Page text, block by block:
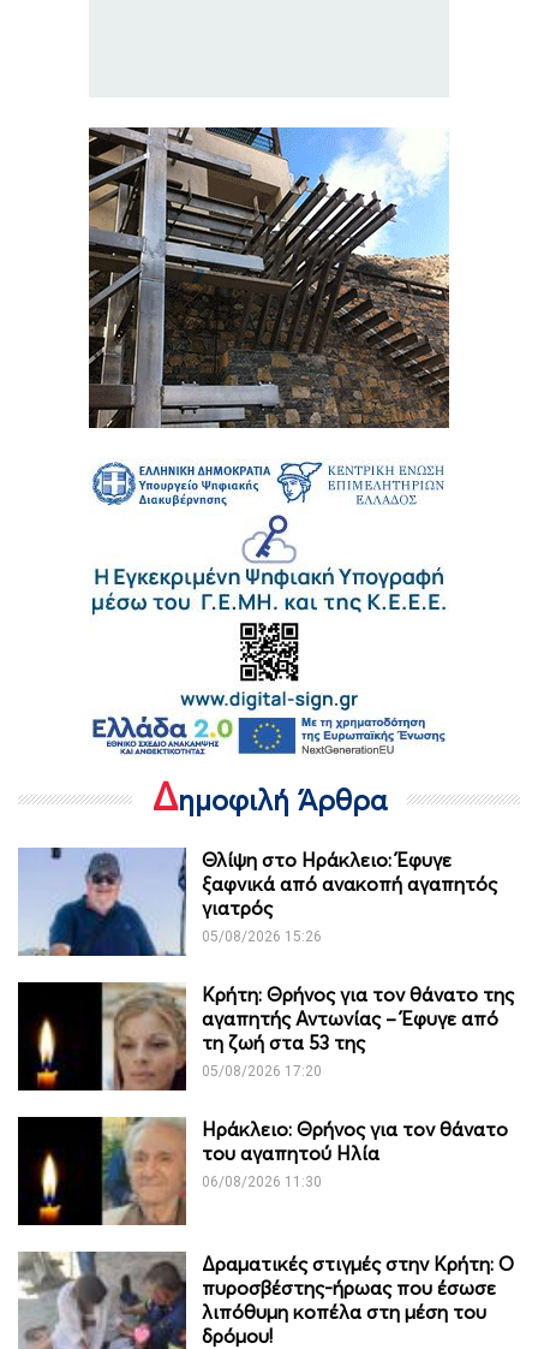
Δημοφιλή Άρθρα
Θλίψη στο Ηράκλειο: Έφυγε
ξαφνικά από ανακοπή αγαπητός
γιατρός
05/08/2026 15:26
Κρήτη: Θρήνος για τον θάνατο της
αγαπητής Αντωνίας – Έφυγε από
τη ζωή στα 53 της
05/08/2026 17:20
Ηράκλειο: Θρήνος για τον θάνατο
του αγαπητού Ηλία
06/08/2026 11:30
Δραματικές στιγμές στην Κρήτη: Ο
πυροσβέστης-ήρωας που έσωσε
λιπόθυμη κοπέλα στη μέση του
δρόμου!